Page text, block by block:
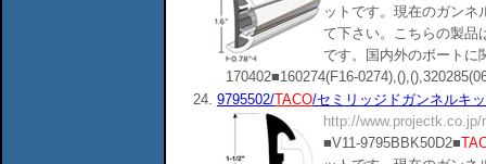
ットです。現在のガンネ
て下さい。こちらの製品
です。国内外のボートに
170402■160274(F16-
24. 9795502/TACO/セミリッジドガンネルキ
http://
■V11-9795BBK50D2■